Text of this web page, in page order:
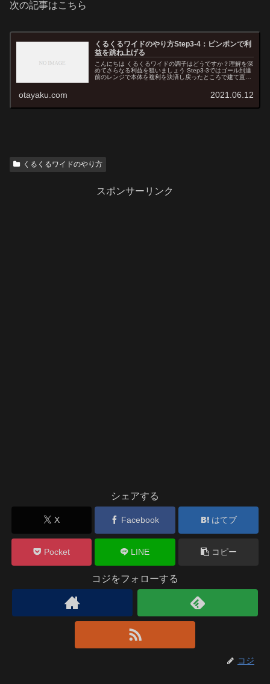
次の記事はこちら
くるくるワイドのやり方Step3-4：ピンポンで利
益を跳ね上げる
こんにちは くるくるワイドの調子はどうですか？理解を深
めてさらなる利益を狙いましょう Step3-3ではゴール到達
前のレンジで本体を複利を決済し戻ったところで建て直す
otayaku.com 2021.06.12
くるくるワイドのやり方
スポンサーリンク
シェアする
X Facebook はてブ
Pocket LINE コピー
コジをフォローする
コジ